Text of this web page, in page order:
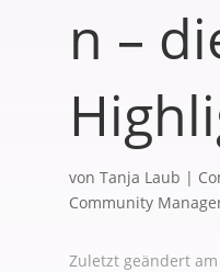
n –
von Tanja Laub |
Community
Zuletzt geändert am